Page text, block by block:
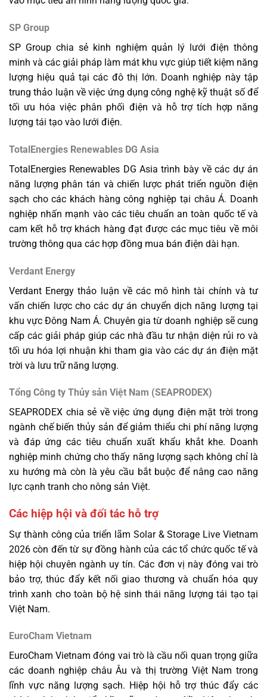
SP Group
SP Group chia sẻ kinh nghiệm quản lý lưới điện thông
minh và các giải pháp làm mát khu vực giúp tiết kiệm năng
lượng hiệu quả tại các đô thị lớn. Doanh nghiệp này tập
trung thảo luận về việc ứng dụng công nghệ kỹ thuật số để
tối ưu hóa việc phân phối điện và hỗ trợ tích hợp năng
lượng tái tạo vào lưới điện.
TotalEnergies Renewables DG Asia
TotalEnergies Renewables DG Asia trình bày về các dự án
năng lượng phân tán và chiến lược phát triển nguồn điện
sạch cho các khách hàng công nghiệp tại châu Á. Doanh
nghiệp nhấn mạnh vào các tiêu chuẩn an toàn quốc tế và
cam kết hỗ trợ khách hàng đạt được các mục tiêu về môi
trường thông qua các hợp đồng mua bán điện dài hạn.
Verdant Energy
Verdant Energy thảo luận về các mô hình tài chính và tư
vấn chiến lược cho các dự án chuyển dịch năng lượng tại
khu vực Đông Nam Á. Chuyên gia từ doanh nghiệp sẽ cung
cấp các giải pháp giúp các nhà đầu tư nhận diện rủi ro và
tối ưu hóa lợi nhuận khi tham gia vào các dự án điện mặt
trời và lưu trữ năng lượng.
Tổng Công ty Thủy sản Việt Nam (SEAPRODEX)
SEAPRODEX chia sẻ về việc ứng dụng điện mặt trời trong
ngành chế biến thủy sản để giảm thiểu chi phí năng lượng
và đáp ứng các tiêu chuẩn xuất khẩu khắt khe. Doanh
nghiệp minh chứng cho thấy năng lượng sạch không chỉ là
xu hướng mà còn là yêu cầu bắt buộc để nâng cao năng
lực cạnh tranh cho nông sản Việt.
Các hiệp hội và đối tác hỗ trợ
Sự thành công của triển lãm Solar & Storage Live Vietnam
2026 còn đến từ sự đồng hành của các tổ chức quốc tế và
hiệp hội chuyên ngành uy tín. Các đơn vị này đóng vai trò
bảo trợ, thúc đẩy kết nối giao thương và chuẩn hóa quy
trình xanh cho toàn bộ hệ sinh thái năng lượng tái tạo tại
Việt Nam.
EuroCham Vietnam
EuroCham Vietnam đóng vai trò là cầu nối quan trọng giữa
các doanh nghiệp châu Âu và thị trường Việt Nam trong
lĩnh vực năng lượng sạch. Hiệp hội hỗ trợ thúc đẩy các